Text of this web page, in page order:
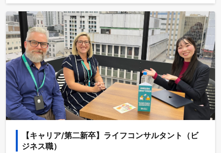
【キャリア/第二新卒】ライフコンサルタント（ビ
ジネス職）